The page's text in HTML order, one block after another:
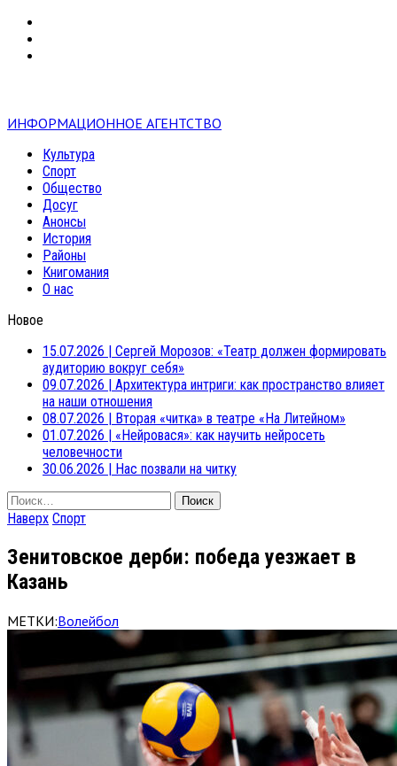
ИНФОРМАЦИОННОЕ АГЕНТСТВО
Культура
Спорт
Общество
Досуг
Анонсы
История
Районы
Книгомания
О нас
Новое
15.07.2026 | Сергей Морозов: «Театр должен формировать
аудиторию вокруг себя»
09.07.2026 | Архитектура интриги: как пространство влияет
на наши отношения
08.07.2026 | Вторая «читка» в театре «На Литейном»
01.07.2026 | «Нейровася»: как научить нейросеть
человечности
30.06.2026 | Нас позвали на читку
Найти:
Наверх Спорт
Зенитовское дерби: победа уезжает в
Казань
МЕТКИ:Волейбол